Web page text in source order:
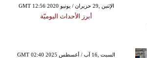
GMT 12:56 2020 الإثنين ,29 حزيران / يونيو
أبرز الأحداث اليوميّة
GMT 02:40 2025 السبت ,16 آب / أغسطس